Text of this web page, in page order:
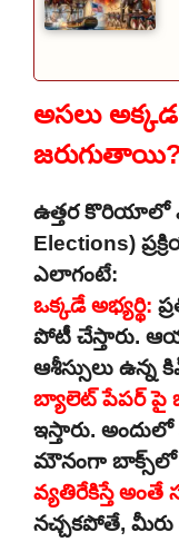
అసలు
ఉత్తర కొరియాలో
Elections)
ఎలాగంటే:
ఒక్కడే అభ్యర్థి:
పోటీ చేస్తారు.
ఆశీస్సులు ఉన్న
బ్యాలెట్ పేపర్ పై
ఇస్తారు.
మౌనంగా
వ్యతిరేకిస్తే అంతే
నచ్చకపోతే, మీరు